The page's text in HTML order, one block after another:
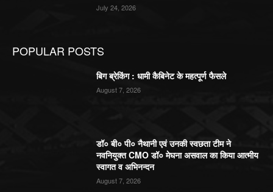
July 24, 2026
POPULAR POSTS
बिग ब्रेकिंग : धामी कैबिनेट के महत्पूर्ण फैसले
August 7, 2026
डॉ० बी० पी० नैथानी एवं उनकी स्वछता टीम ने
नवनियुक्त CMO डॉ० मेघना असवाल का किया आत्मीय
स्वागत व अभिनन्दन
August 7, 2026